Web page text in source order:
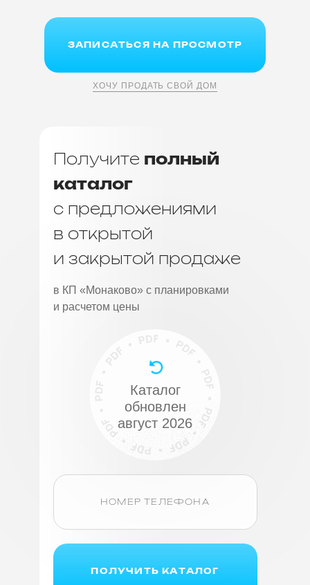
ЗАПИСАТЬСЯ НА ПРОСМОТР
ХОЧУ ПРОДАТЬ СВОЙ ДОМ
Получите полный
каталог
с предложениями
в открытой
и закрытой продаже
в КП «Монаково» с планировками
и расчетом цены
Каталог
обновлен
август 2026
ПОЛУЧИТЬ КАТАЛОГ